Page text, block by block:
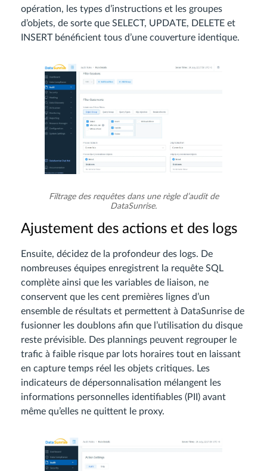
opération, les types d’instructions et les groupes
d’objets, de sorte que SELECT, UPDATE, DELETE et
INSERT bénéficient tous d’une couverture identique.
Filtrage des requêtes dans une règle d’audit de
DataSunrise.
Ajustement des actions et des logs
Ensuite, décidez de la profondeur des logs. De
nombreuses équipes enregistrent la requête SQL
complète ainsi que les variables de liaison, ne
conservent que les cent premières lignes d’un
ensemble de résultats et permettent à DataSunrise de
fusionner les doublons afin que l’utilisation du disque
reste prévisible. Des plannings peuvent regrouper le
trafic à faible risque par lots horaires tout en laissant
en capture temps réel les objets critiques. Les
indicateurs de dépersonnalisation mélangent les
informations personnelles identifiables (PII) avant
même qu’elles ne quittent le proxy.